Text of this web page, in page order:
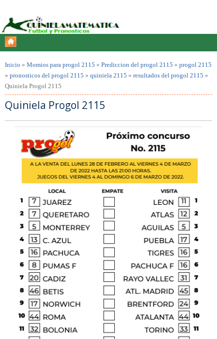
Inicio » Momios para progol 2115 » Prediccion del progol 2115 » progol 2115
» pronosticos del progol 2115 » quiniela 2115 » resultados del progol 2115 »
Quiniela Progol 2115
Quiniela Progol 2115